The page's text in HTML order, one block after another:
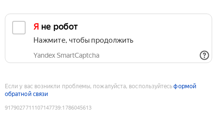
Я не робот
Нажмите, чтобы продолжить
Yandex SmartCaptcha
Если у вас возникли проблемы, пожалуйста, воспользуйтесьформой
обратной связи
9179027711107147739:1786045613